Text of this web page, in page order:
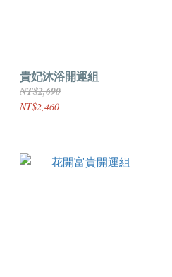
貴妃沐浴開運組
NT$2,690
NT$2,460